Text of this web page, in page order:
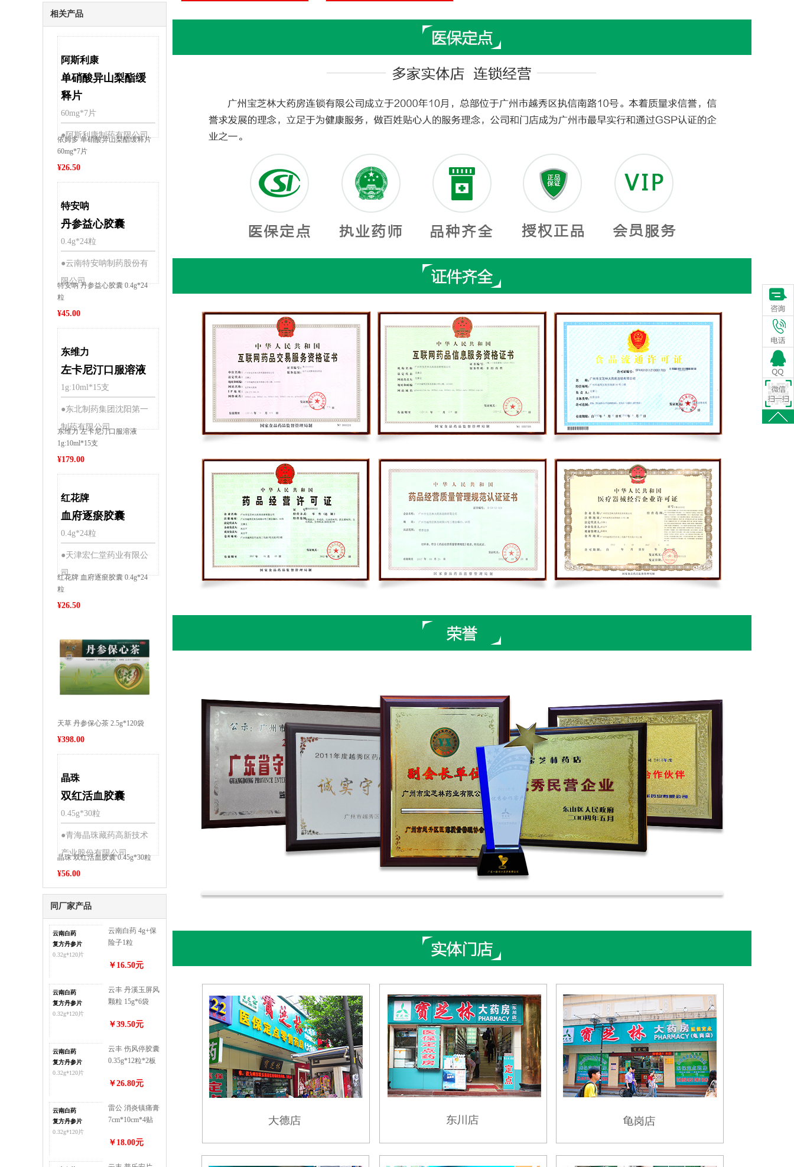
相关产品
阿斯利康
单硝酸异山梨酯缓
释片
60mg*7片
●阿斯利康制药有限公司
依姆多 单硝酸异山梨酯缓释片
60mg*7片
¥26.50
特安呐
丹参益心胶囊
0.4g*24粒
●云南特安呐制药股份有
限公司
特安呐 丹参益心胶囊 0.4g*24
粒
¥45.00
东维力
左卡尼汀口服溶液
1g:10ml*15支
●东北制药集团沈阳第一
制药有限公司
东维力 左卡尼汀口服溶液
1g:10ml*15支
¥179.00
红花牌
血府逐瘀胶囊
0.4g*24粒
●天津宏仁堂药业有限公
司
红花牌 血府逐瘀胶囊 0.4g*24
粒
¥26.50
天草 丹参保心茶 2.5g*120袋
¥398.00
晶珠
双红活血胶囊
0.45g*30粒
●青海晶珠藏药高新技术
产业股份有限公司
晶珠 双红活血胶囊 0.45g*30粒
¥56.00
同厂家产品
云南白药
复方丹参片
0.32g*120片
云南白药 4g+保
险子1粒
￥16.50元
云南白药
复方丹参片
0.32g*120片
云丰 丹溪玉屏风
颗粒 15g*6袋
￥39.50元
云南白药
复方丹参片
0.32g*120片
云丰 伤风停胶囊
0.35g*12粒*2板
￥26.80元
云南白药
复方丹参片
0.32g*120片
雷公 消炎镇痛膏
7cm*10cm*4贴
￥18.00元